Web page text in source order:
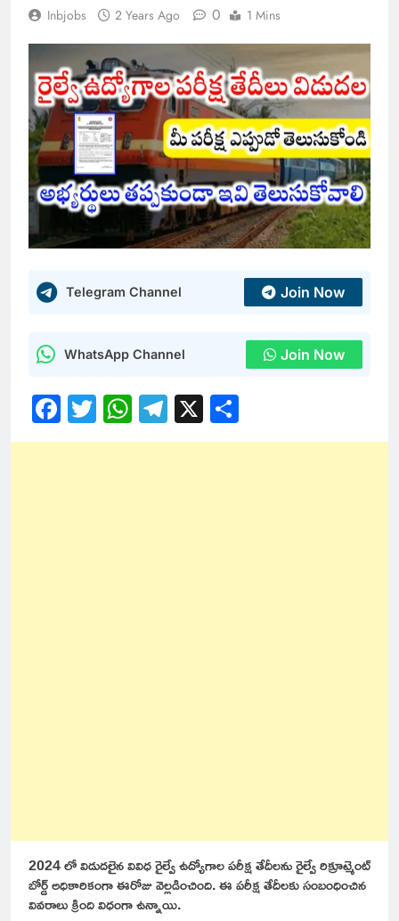
Inbjobs 2 Years Ago 0 1 Mins
Telegram Channel Join Now
WhatsApp Channel Join Now
Facebook
Twitter
WhatsApp
Telegram
X
2024 లో విడుదలైన వివిధ రైల్వే ఉద్యోగాల పరీక్ష తేదీలను రైల్వే రిక్రూట్మెంట్
బోర్డ్ అధికారికంగా ఈరోజు వెల్లడించింది. ఈ పరీక్ష తేదీలకు సంబంధించిన
వివరాలు క్రింది విధంగా ఉన్నాయి.